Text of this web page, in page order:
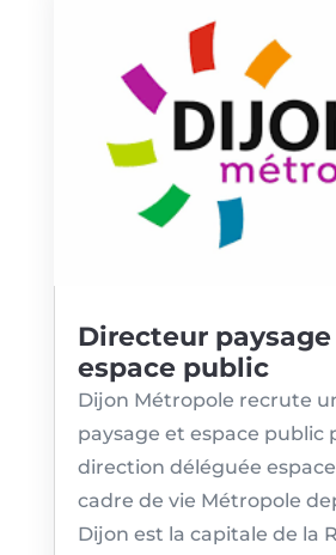
Directeur
espace public
Dijon Métropole recrute
paysage et espace public
direction déléguée
cadre de vie Métropole
Dijon est la capitale de la